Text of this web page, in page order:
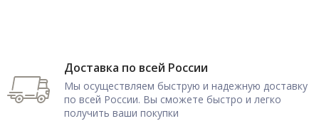
Доставка по всей России
Мы осуществляем быструю и надежную доставку
по всей России. Вы сможете быстро и легко
получить ваши покупки